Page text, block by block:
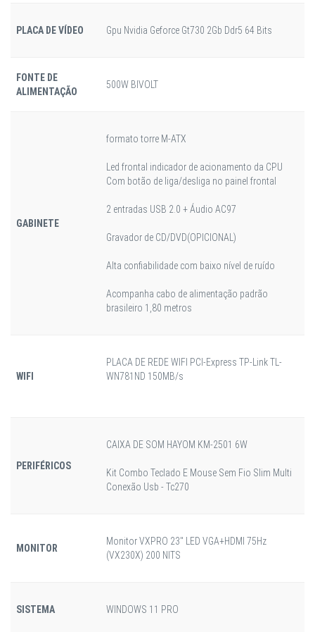
PLACA DE VÍDEO Gpu Nvidia Geforce Gt730 2Gb Ddr5 64 Bits
FONTE DE
ALIMENTAÇÃO
500W BIVOLT
GABINETE
formato torre M-ATX
Led frontal indicador de acionamento da CPU
Com botão de liga/desliga no painel frontal
2 entradas USB 2.0 + Áudio AC97
Gravador de CD/DVD(OPICIONAL)
Alta confiabilidade com baixo nível de ruído
Acompanha cabo de alimentação padrão
brasileiro 1,80 metros
WIFI
PLACA DE REDE WIFI PCI-Express TP-Link TL-
WN781ND 150MB/s
PERIFÉRICOS
CAIXA DE SOM HAYOM KM-2501 6W
Kit Combo Teclado E Mouse Sem Fio Slim Multi
Conexão Usb - Tc270
MONITOR
Monitor VXPRO 23" LED VGA+HDMI 75Hz
(VX230X) 200 NITS
SISTEMA WINDOWS 11 PRO